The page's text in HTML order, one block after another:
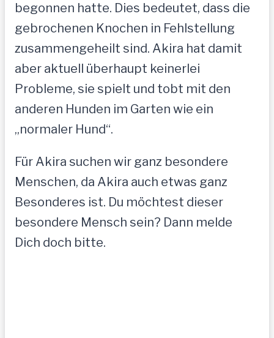
begonnen hatte. Dies bedeutet, dass die
gebrochenen Knochen in Fehlstellung
zusammengeheilt sind. Akira hat damit
aber aktuell überhaupt keinerlei
Probleme, sie spielt und tobt mit den
anderen Hunden im Garten wie ein
„normaler Hund“.
Für Akira suchen wir ganz besondere
Menschen, da Akira auch etwas ganz
Besonderes ist. Du möchtest dieser
besondere Mensch sein? Dann melde
Dich doch bitte.